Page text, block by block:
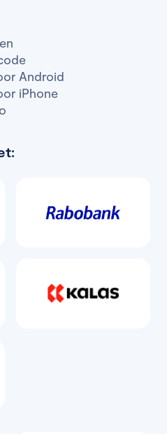
Android
iPhone